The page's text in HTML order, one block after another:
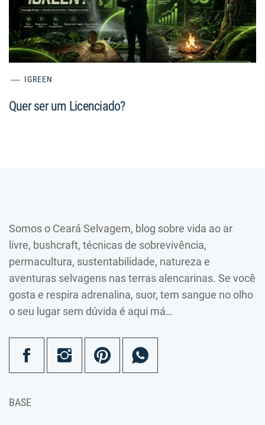
IGREEN
Quer ser um Licenciado?
Somos o Ceará Selvagem, blog sobre vida ao ar
livre, bushcraft, técnicas de sobrevivência,
permacultura, sustentabilidade, natureza e
aventuras selvagens nas terras alencarinas. Se você
gosta e respira adrenalina, suor, tem sangue no olho
o seu lugar sem dúvida é aqui má…
BASE